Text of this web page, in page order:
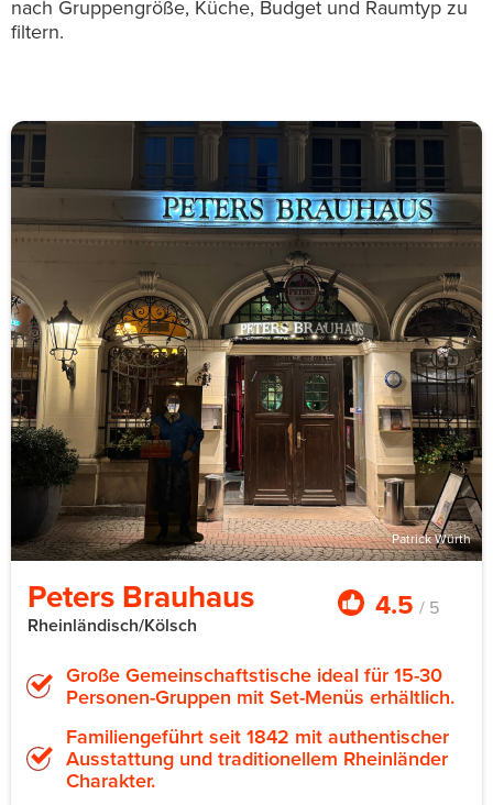
nach Gruppengröße, Küche, Budget und Raumtyp zu
filtern.
Patrick Würth
Peters Brauhaus
Rheinländisch/Kölsch
4.5 / 5
Große Gemeinschaftstische ideal für 15-30
Personen-Gruppen mit Set-Menüs erhältlich.
Familiengeführt seit 1842 mit authentischer
Ausstattung und traditionellem Rheinländer
Charakter.